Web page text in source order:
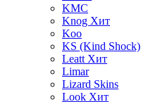
KMC
Knog Хит
Koo
KS (Kind Shock)
Leatt Хит
Limar
Lizard Skins
Look Хит